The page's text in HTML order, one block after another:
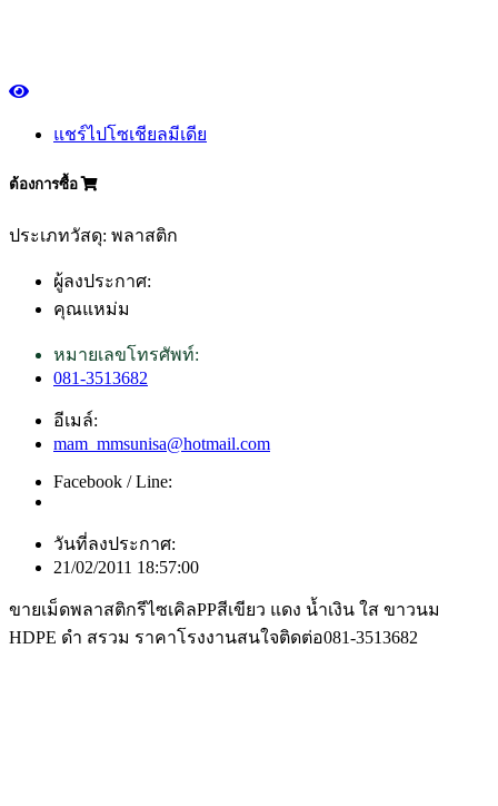
แชร์ไปโซเชียลมีเดีย
ต้องการซื้อ
ประเภทวัสดุ: พลาสติก
ผู้ลงประกาศ:
คุณแหม่ม
หมายเลขโทรศัพท์:
081-3513682
อีเมล์:
mam_mmsunisa@hotmail.com
Facebook / Line:
วันที่ลงประกาศ:
21/02/2011 18:57:00
ขายเม็ดพลาสติกรีไซเคิลPPสีเขียว แดง น้ำเงิน ใส ขาวนม
HDPE ดำ สรวม ราคาโรงงานสนใจติดต่อ081-3513682